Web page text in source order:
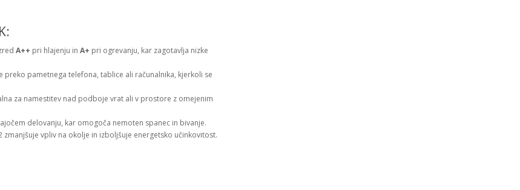
A++ pri hlajenju in A+ pri ogrevanju, kar zagotavlja nizke
preko pametnega telefona, tablice ali računalnika, kjerkoli se
za namestitev nad podboje vrat ali v prostore z omejenim
delovanju, kar omogoča nemoten spanec in bivanje.
zmanjšuje vpliv na okolje in izboljšuje energetsko učinkovitost.